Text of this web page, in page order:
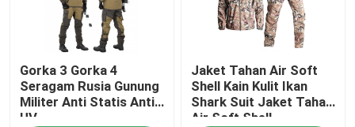
Gorka 3 Gorka 4
Seragam Rusia Gunung
Militer Anti Statis Anti
UV
Jaket Tahan Air Soft
Shell Kain Kulit Ikan
Shark Suit Jaket Tahan
Air Soft Shell